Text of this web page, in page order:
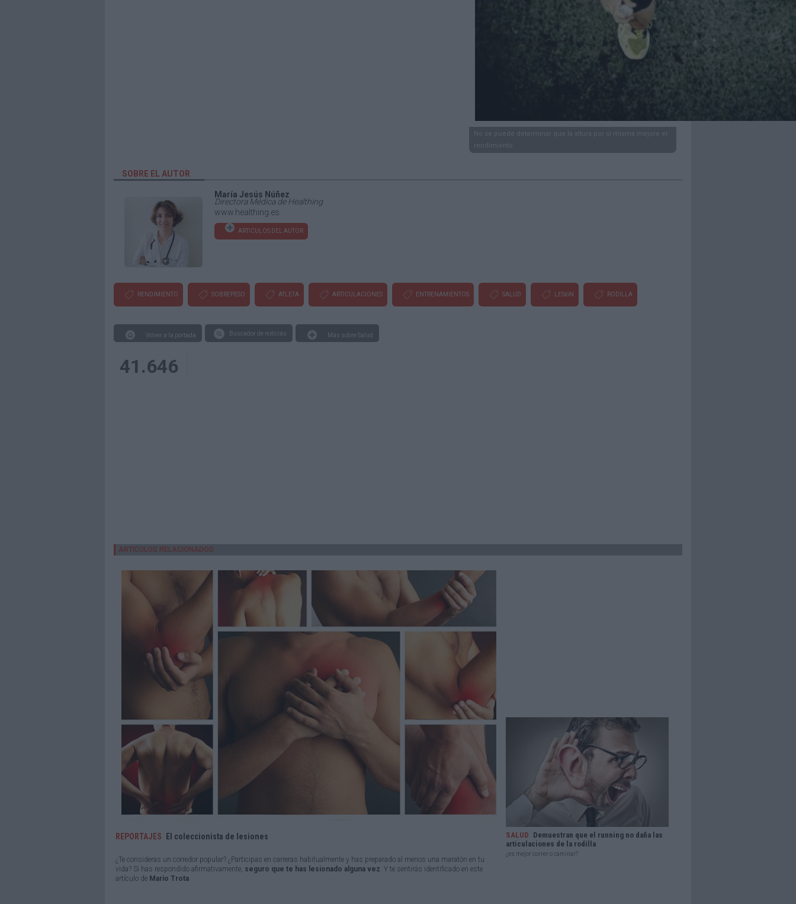
No se puede determinar que la altura por si misma mejore el
rendimiento
SOBRE EL AUTOR
María Jesús Núñez
Directora Médica de Healthing
www.healthing.es
ARTICULOS DEL AUTOR
RENDIMIENTO SOBREPESO ATLETA ARTICULACIONES ENTRENAMIENTOS SALUD LESIóN RODILLA
Volver a la portada Buscador de noticias Más sobre Salud
41.646
ARTICULOS RELACIONADOS
REPORTAJES El coleccionista de lesiones
¿Te consideras un corredor popular? ¿Participas en carreras habitualmente y has preparado al menos una maratón en tu
vida? Si has respondido afirmativamente, seguro que te has lesionado alguna vez. Y te sentirás identificado en este
artículo de Mario Trota.
SALUD Demuestran que el running no daña las
articulaciones de la rodilla
¿es mejor correr o caminar?